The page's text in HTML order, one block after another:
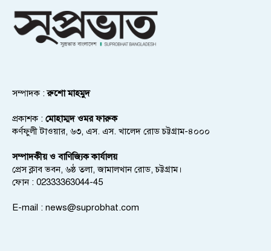
সম্পাদক :রুশো মাহমুদ
প্রকাশক : মোহাম্মদ ওমর ফারুক
কর্ণফুলী টাওয়ার, ৬৩, এস. এস. খালেদ রোড চট্টগ্রাম-৪০০০
সম্পাদকীয় ও বাণিজ্যিক কার্যালয়
প্রেস ক্লাব ভবন, ৬ষ্ঠ তলা, জামালখান রোড, চট্টগ্রাম।
ফোন : 02333363044-45
E-mail : news@suprobhat.com